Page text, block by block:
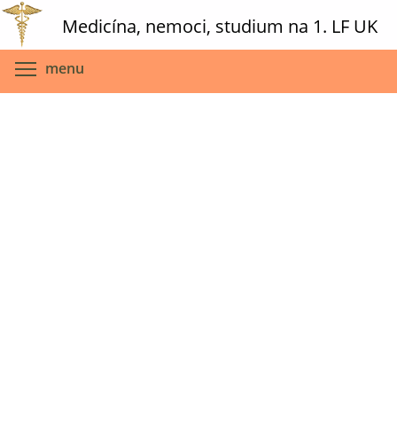
Skip
main
content
Medicína, nemoci, studium na 1. LF UK
menu